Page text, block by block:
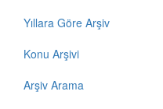
Yıllara Göre Arşiv
Konu Arşivi
Arşiv Arama